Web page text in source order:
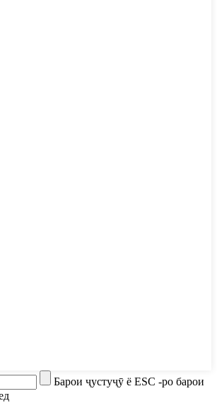
Барои ҷустуҷӯ ё ESC -ро барои